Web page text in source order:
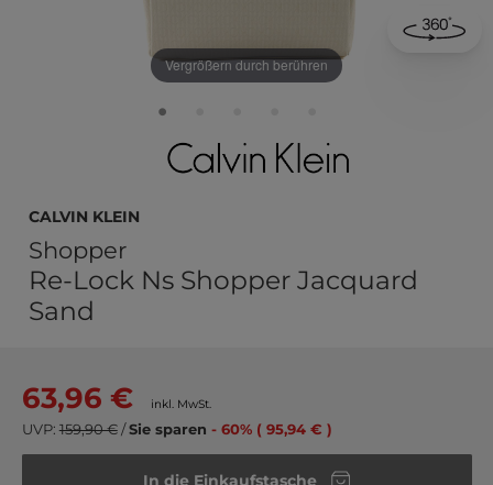
Vergrößern durch berühren
Calvin Klein
Shopper
Re-Lock Ns Shopper Jacquard
Sand
63,96 € inkl. MwSt.
UVP: 159,90 €/Sie sparen - 60% ( 95,94 € )